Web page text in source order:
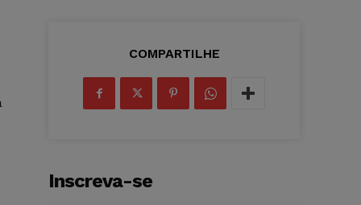
COMPARTILHE
Inscreva-se